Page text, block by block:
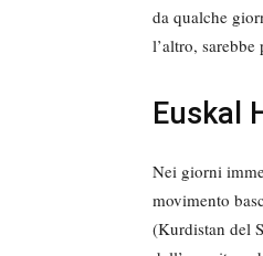
da qualche
l’altro,
Euskal
Nei giorni
movimento
(Kurdistan del